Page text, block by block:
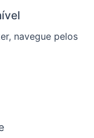
navegue pelos